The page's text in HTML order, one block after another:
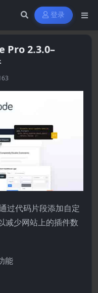
登录
Pro 2.3.0–
过代码片段添加自定
减少网站上的插件数
能